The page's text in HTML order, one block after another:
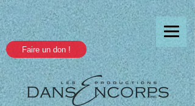
Faire un don !